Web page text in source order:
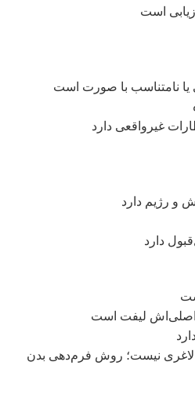
است
یا نامتناسب با صورت است
غیرواقعی دارد
و رژیم دارد
دارد
اصلی‌اش لیفت است
نیست؛ روش فرم‌دهی بدن